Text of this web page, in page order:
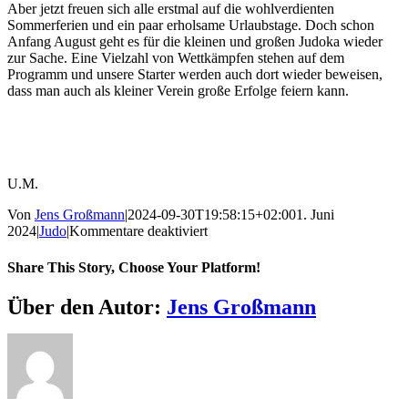
Aber jetzt freuen sich alle erstmal auf die wohlverdienten
Sommerferien und ein paar erholsame Urlaubstage. Doch schon
Anfang August geht es für die kleinen und großen Judoka wieder
zur Sache. Eine Vielzahl von Wettkämpfen stehen auf dem
Programm und unsere Starter werden auch dort wieder beweisen,
dass man auch als kleiner Verein große Erfolge feiern kann.
U.M.
Von Jens Großmann|2024-09-30T19:58:15+02:001. Juni
2024|Judo|Kommentare deaktiviertfür
und
Share This Story, Choose Your Platform!
Facebook
X
Reddit
LinkedIn
WhatsApp
Telegram
Tumblr
Pinterest
Vk
Xing
E-
Mail
Über den Autor: Jens Großmann